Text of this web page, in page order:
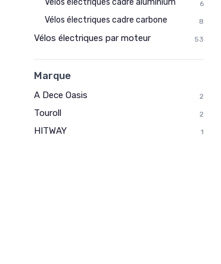
Vélos électriques cadre aluminium 6
Vélos électriques cadre carbone 8
Vélos électriques par moteur 53
Marque
A Dece Oasis 2
Touroll 2
HITWAY 1